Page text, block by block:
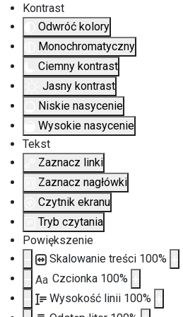
Kontrast
Odwróć kolory
Monochromatyczny
Ciemny kontrast
Jasny kontrast
Niskie nasycenie
Wysokie nasycenie
Tekst
Zaznacz linki
Zaznacz nagłówki
Czytnik ekranu
Tryb czytania
Powiększenie
Skalowanie treści 100%
Aa Czcionka 100%
Wysokość linii 100%